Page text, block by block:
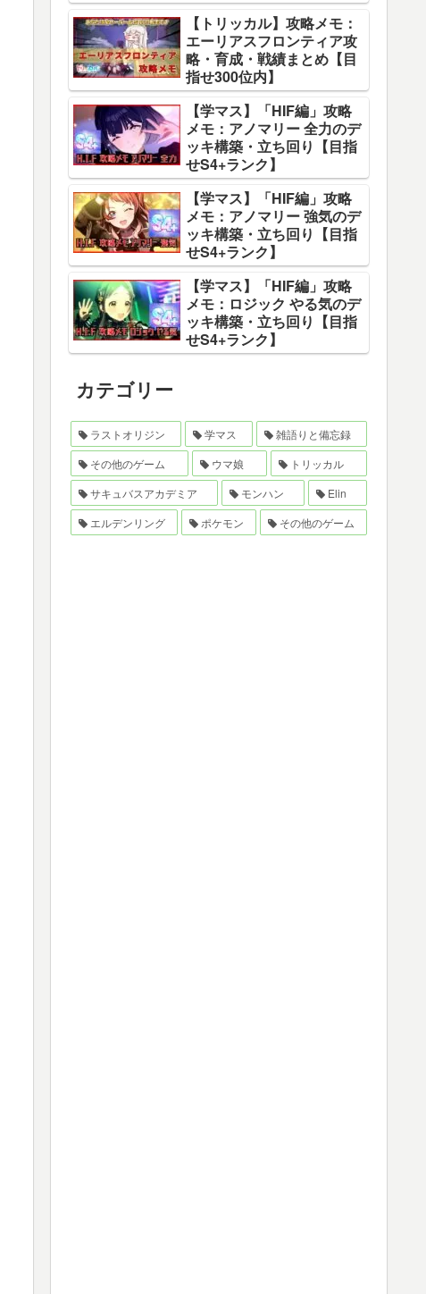
【トリッカル】攻略メモ：
エーリアスフロンティア攻
略・育成・戦績まとめ【目
指せ300位内】
【学マス】「HIF編」攻略
メモ：アノマリー 全力のデ
ッキ構築・立ち回り【目指
せS4+ランク】
【学マス】「HIF編」攻略
メモ：アノマリー 強気のデ
ッキ構築・立ち回り【目指
せS4+ランク】
【学マス】「HIF編」攻略
メモ：ロジック やる気のデ
ッキ構築・立ち回り【目指
せS4+ランク】
カテゴリー
ラストオリジン 学マス
雑語りと備忘録
その他のゲーム
ウマ娘
トリッカル
サキュバスアカデミア
モンハン
Elin
エルデンリング
ポケモン その他のゲーム